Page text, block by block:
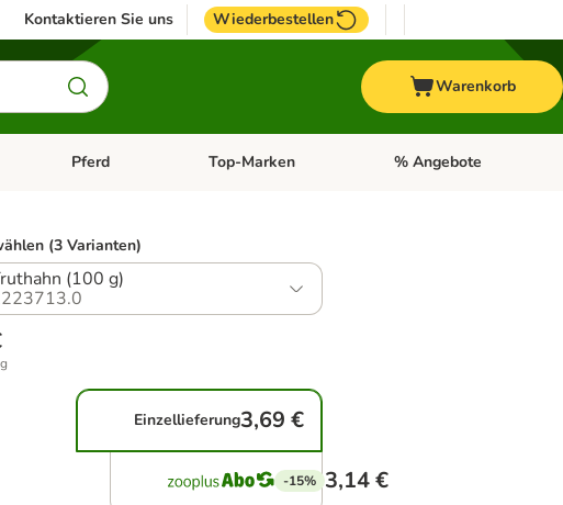
Kontaktieren Sie uns Wiederbestellen
Warenkorb
öffnen: Fisch
Kategorie-Menü öffnen: Vogel
Pferd Kategorie-Menü öffnen: Pferd
Top-Marken Kategorie-Menü öffnen:
% Angebote
(3 Varianten)
(100 g)
Einzellieferung3,69 €
-15% 3,14 €